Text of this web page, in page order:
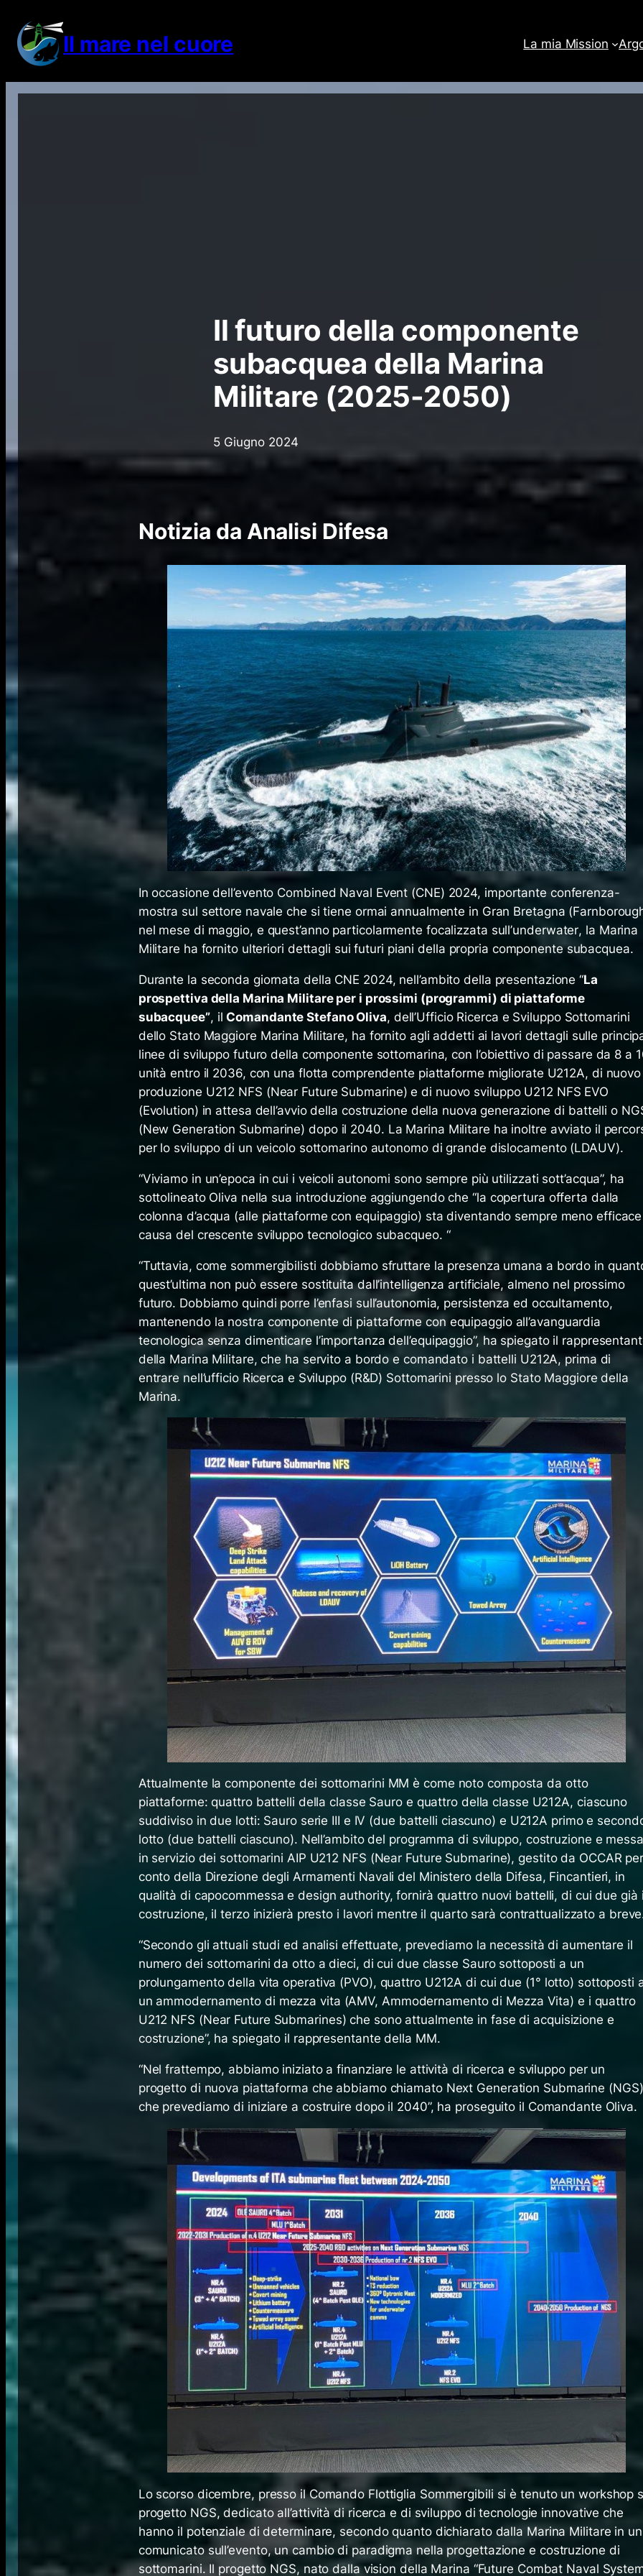
contenuto Il mare nel cuore La mia Mission
Il futuro della componente
subacquea della Marina
Militare (2025-2050)
5 Giugno 2024
Notizia da Analisi Difesa
In occasione dell’evento Combined Naval Event (CNE) 2024, importante conferenza-
mostra sul settore navale che si tiene ormai annualmente in Gran Bretagna
nel mese di maggio, e quest’anno particolarmente focalizzata sull’underwater, la Marina
Militare ha fornito ulteriori dettagli sui futuri piani della propria componente subacquea.
Durante la seconda giornata della CNE 2024, nell’ambito della presentazione “La
prospettiva della Marina Militare per i prossimi (programmi) di piattaforme
subacquee”, ilComandante Stefano Oliva, dell’Ufficio Ricerca e Sviluppo Sottomarini
dello Stato Maggiore Marina Militare, ha fornito agli addetti ai lavori dettagli sulle
linee di sviluppo futuro della componente sottomarina, con l’obiettivo di passare da 8 a
unità entro il 2036, con una flotta comprendente piattaforme migliorate U212A, di nuovo
produzione U212 NFS (Near Future Submarine) e di nuovo sviluppo U212 NFS EVO
(Evolution) in attesa dell’avvio della costruzione della nuova generazione di battelli o
(New Generation Submarine) dopo il 2040. La Marina Militare ha inoltre avviato il
per lo sviluppo di un veicolo sottomarino autonomo di grande dislocamento (LDAUV).
“Viviamo in un’epoca in cui i veicoli autonomi sono sempre più utilizzati sott’acqua”, ha
sottolineato Oliva nella sua introduzione aggiungendo che “la copertura offerta dalla
colonna d’acqua (alle piattaforme con equipaggio) sta diventando sempre meno
causa del crescente sviluppo tecnologico subacqueo. “
“Tuttavia, come sommergibilisti dobbiamo sfruttare la presenza umana a bordo in
quest’ultima non può essere sostituita dall’intelligenza artificiale, almeno nel prossimo
futuro. Dobbiamo quindi porre l’enfasi sull’autonomia, persistenza ed occultamento,
mantenendo la nostra componente di piattaforme con equipaggio all’avanguardia
tecnologica senza dimenticare l’importanza dell’equipaggio”, ha spiegato il
della Marina Militare, che ha servito a bordo e comandato i battelli U212A, prima di
entrare nell’ufficio Ricerca e Sviluppo (R&D) Sottomarini presso lo Stato Maggiore della
Marina.
Attualmente la componente dei sottomarini MM è come noto composta da otto
piattaforme: quattro battelli della classe Sauro e quattro della classe U212A, ciascuno
suddiviso in due lotti: Sauro serie III e IV (due battelli ciascuno) e U212A primo e
lotto (due battelli ciascuno). Nell’ambito del programma di sviluppo, costruzione e messa
in servizio dei sottomarini AIP U212 NFS (Near Future Submarine), gestito da OCCAR
conto della Direzione degli Armamenti Navali del Ministero della Difesa, Fincantieri, in
qualità di capocommessa e design authority, fornirà quattro nuovi battelli, di cui due già
costruzione, il terzo inizierà presto i lavori mentre il quarto sarà contrattualizzato a
“Secondo gli attuali studi ed analisi effettuate, prevediamo la necessità di aumentare il
numero dei sottomarini da otto a dieci, di cui due classe Sauro sottoposti a un
prolungamento della vita operativa (PVO), quattro U212A di cui due (1° lotto) sottoposti
un ammodernamento di mezza vita (AMV, Ammodernamento di Mezza Vita) e i quattro
U212 NFS (Near Future Submarines) che sono attualmente in fase di acquisizione e
costruzione”, ha spiegato il rappresentante della MM.
“Nel frattempo, abbiamo iniziato a finanziare le attività di ricerca e sviluppo per un
progetto di nuova piattaforma che abbiamo chiamato Next Generation Submarine
che prevediamo di iniziare a costruire dopo il 2040”, ha proseguito il Comandante Oliva.
Lo scorso dicembre, presso il Comando Flottiglia Sommergibili si è tenuto un workshop
progetto NGS, dedicato all’attività di ricerca e di sviluppo di tecnologie innovative che
hanno il potenziale di determinare, secondo quanto dichiarato dalla Marina Militare in un
comunicato sull’evento, un cambio di paradigma nella progettazione e costruzione di
sottomarini. Il progetto NGS, nato dalla vision della Marina “Future Combat Naval